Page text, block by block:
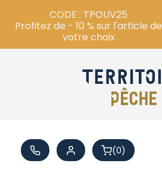
(0)
CODE : TPOUV25
Profitez de - 10 % sur l'article de
votre choix